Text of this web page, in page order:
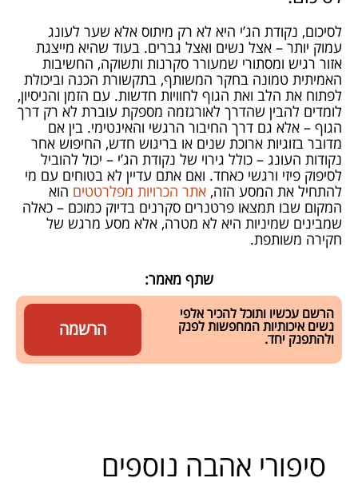
לסיכום, נקודת הג’י היא לא רק מיתוס אלא שער לעונג
עמוק יותר – אצל נשים ואצל גברים. בעוד שהיא מייצגת
אזור רגיש ומסתורי שמעורר סקרנות ותשוקה, החשיבות
האמיתית טמונה בחקר המשותף, בתקשורת הכנה וביכולת
לפתוח את הלב ואת הגוף לחוויות חדשות. עם הזמן והניסיון,
לומדים להבין שהדרך לאורגזמה מספקת עוברת לא רק דרך
הגוף – אלא גם דרך החיבור הרגשי והאינטימי. בין אם
מדובר בזוגיות ארוכת שנים או בריגוש חדש, החיפוש אחר
נקודות העונג – כולל גירוי של נקודת הג’י – יכול להוביל
לסיפוק פיזי ורגשי כאחד. ואם אתם עדיין לא בטוחים עם מי
להתחיל את המסע הזה, אתר הכרויות מפלרטטים הוא
המקום שבו תמצאו פרטנרים סקרנים בדיוק כמוכם – כאלה
שמבינים שמיניות היא לא מטרה, אלא מסע מרגש של
חקירה משותפת.
שתף מאמר:
הרשמה
הרשם עכשיו ותוכל להכיר אלפי
נשים איכותיות המחפשות לפנק
ולהתפנק יחד.
סיפורי אהבה נוספים